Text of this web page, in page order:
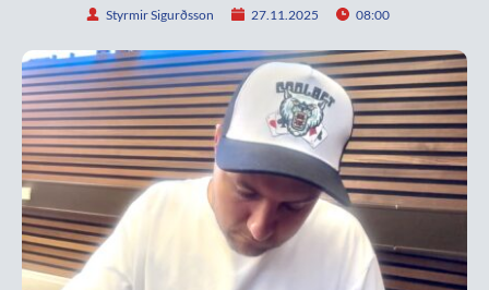
Styrmir Sigurðsson 27.11.2025 08:00